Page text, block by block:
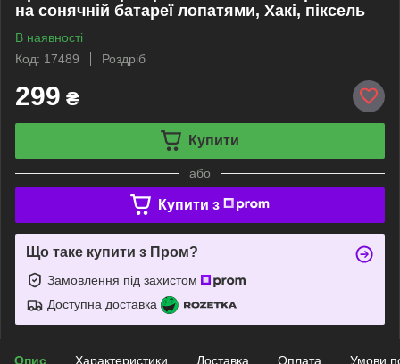
на сонячній батареї лопатями, Хакі, піксель
В наявності
Код: 17489
Роздріб
299 ₴
Купити
або
Купити з
Що таке купити з Пром?
Замовлення під захистом
Доступна доставка
Опис Характеристики Доставка Оплата Умови